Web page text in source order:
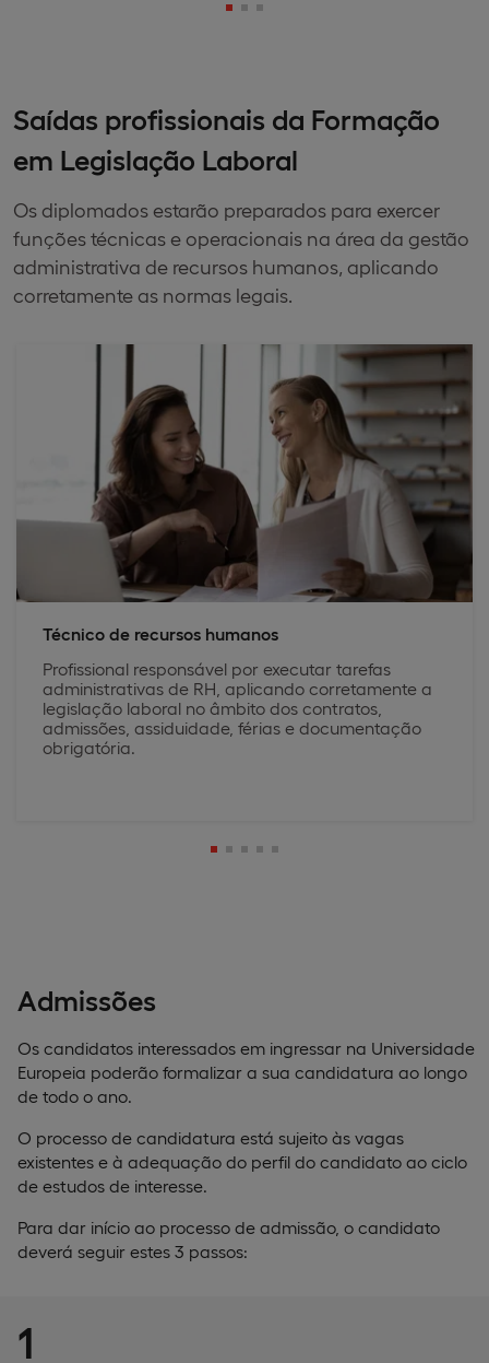
Saídas profissionais da Formação
em Legislação Laboral
Os diplomados estarão preparados para exercer
funções técnicas e operacionais na área da gestão
administrativa de recursos humanos, aplicando
corretamente as normas legais.
Técnico de recursos humanos
Profissional responsável por executar tarefas
administrativas de RH, aplicando corretamente a
legislação laboral no âmbito dos contratos,
admissões, assiduidade, férias e documentação
obrigatória.
Admissões
Os candidatos interessados em ingressar na Universidade
Europeia poderão formalizar a sua candidatura ao longo
de todo o ano.
O processo de candidatura está sujeito às vagas
existentes e à adequação do perfil do candidato ao ciclo
de estudos de interesse.
Para dar início ao processo de admissão, o candidato
deverá seguir estes 3 passos:
1